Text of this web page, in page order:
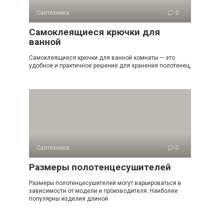
Сантехника 0
Самоклеящиеся крючки для
ванной
Самоклеящиеся крючки для ванной комнаты — это
удобное и практичное решение для хранения полотенец,
Сантехника 0
Размеры полотенцесушителей
Размеры полотенцесушителей могут варьироваться в
зависимости от модели и производителя. Наиболее
популярны изделия длиной